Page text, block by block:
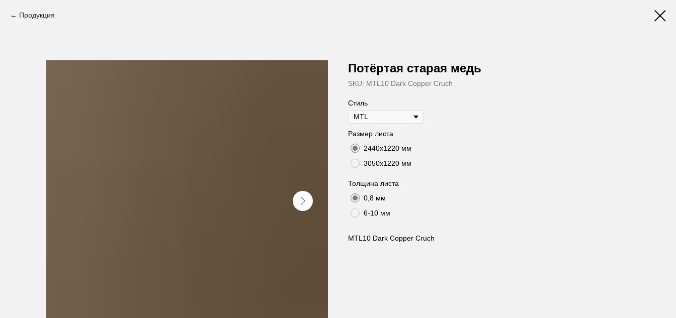
Продукция
Потёртая старая медь
SKU: MTL10 Dark Copper Cruch
Стиль
Размер листа
2440х1220 мм
3050х1220 мм
Толщина листа
0,8 мм
6-10 мм
MTL10 Dark Copper Cruch